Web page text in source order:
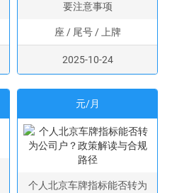
要注意事项
座 / 尾号 / 上牌
2025-10-24
元/月
个人北京车牌指标能否转为